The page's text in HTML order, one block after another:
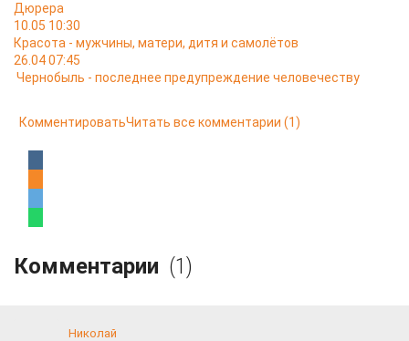
Дюрера
10.05 10:30
Красота - мужчины, матери, дитя и самолётов
26.04 07:45
Чернобыль - последнее предупреждение человечеству
КомментироватьЧитать все комментарии (1)
Комментарии (1)
Николай